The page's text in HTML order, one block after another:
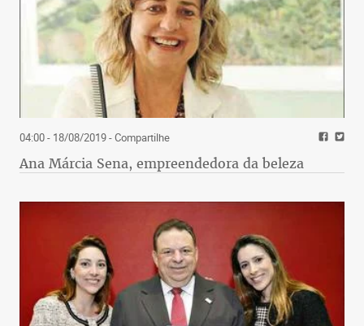
04:00 - 18/08/2019- Compartilhe
Ana Márcia Sena, empreendedora da beleza